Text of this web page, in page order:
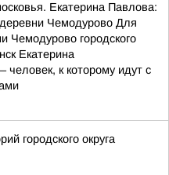
Екатерина Павлова:
Чемодурово Для
Чемодурово городского
Екатерина
человек, к которому идут с
городского округа